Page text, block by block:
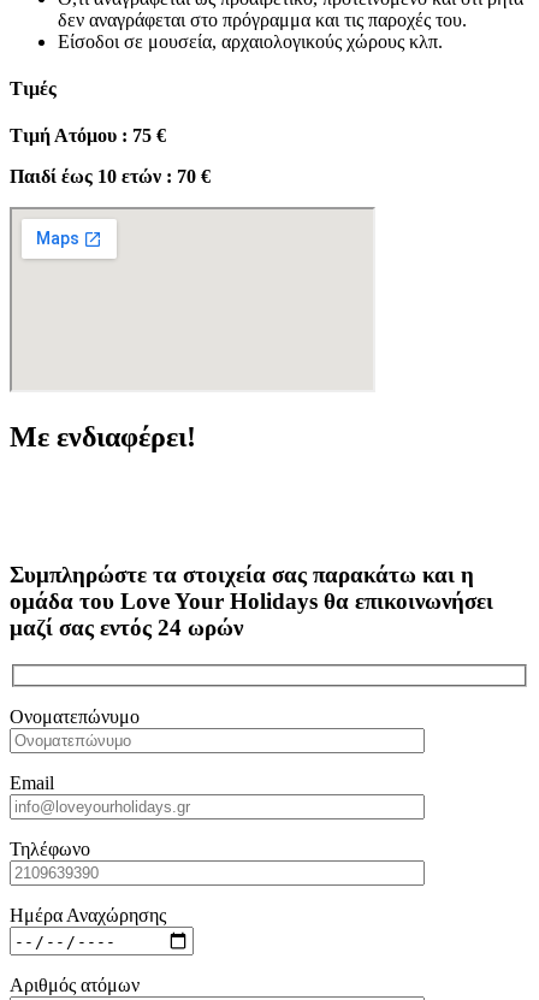
δεν αναγράφεται στο πρόγραμμα και τις παροχές του.
Είσοδοι σε μουσεία, αρχαιολογικούς χώρους κλπ.
Τιμές
Τιμή Ατόμου : 75 €
Παιδί έως 10 ετών : 70 €
Με ενδιαφέρει!
Συμπληρώστε τα στοιχεία σας παρακάτω και η
ομάδα του Love Your Holidays θα επικοινωνήσει
μαζί σας εντός 24 ωρών
Ονοματεπώνυμο
Email
Τηλέφωνο
Ημέρα Αναχώρησης
Αριθμός ατόμων